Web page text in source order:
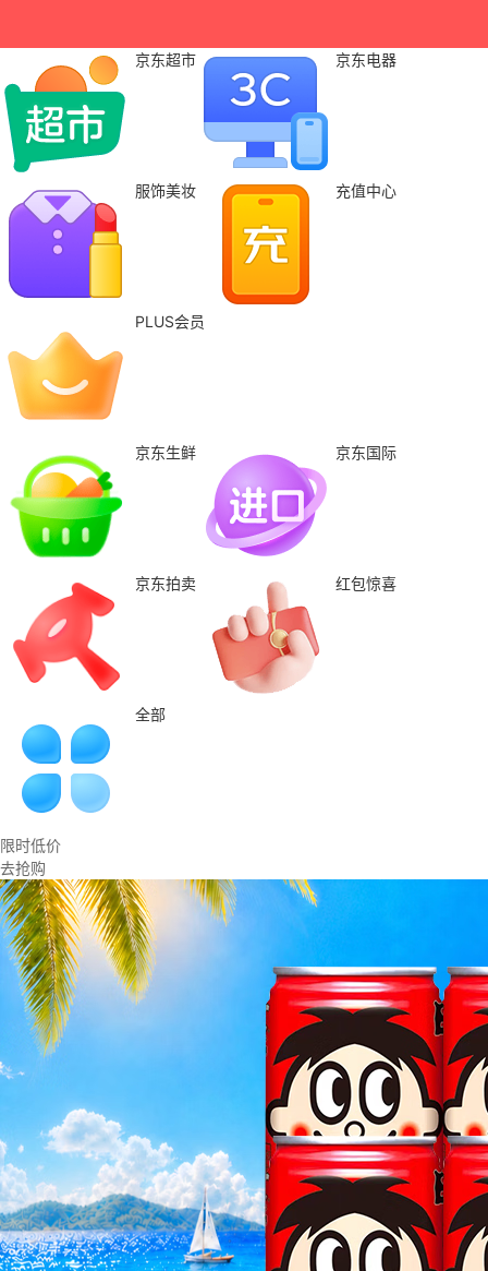
京东超市 京东电器
服饰美妆 充值中心
PLUS会员
京东生鲜 京东国际
京东拍卖 红包惊喜
全部
限时低价
去抢购